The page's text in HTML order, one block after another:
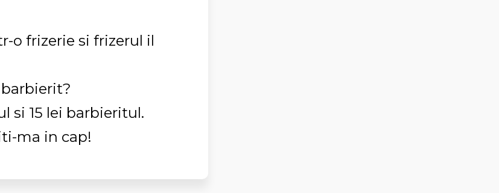
o frizerie si frizerul il
si 15 lei barbieritul.
ma in cap!